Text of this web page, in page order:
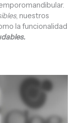
, nuestros
la funcionalidad